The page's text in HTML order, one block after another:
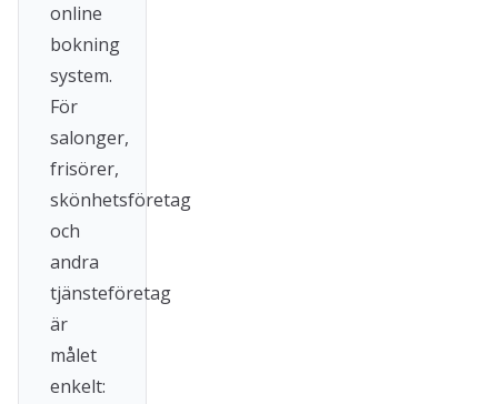
online
bokning
system.
För
salonger,
frisörer,
skönhetsföretag
och
andra
tjänsteföretag
är
målet
enkelt: